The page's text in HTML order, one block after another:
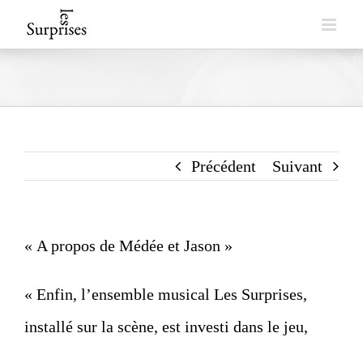
to
Précédent Suivant
« A propos de Médée et Jason »
« Enfin, l’ensemble musical Les Surprises,
installé sur la scène, est investi dans le jeu,